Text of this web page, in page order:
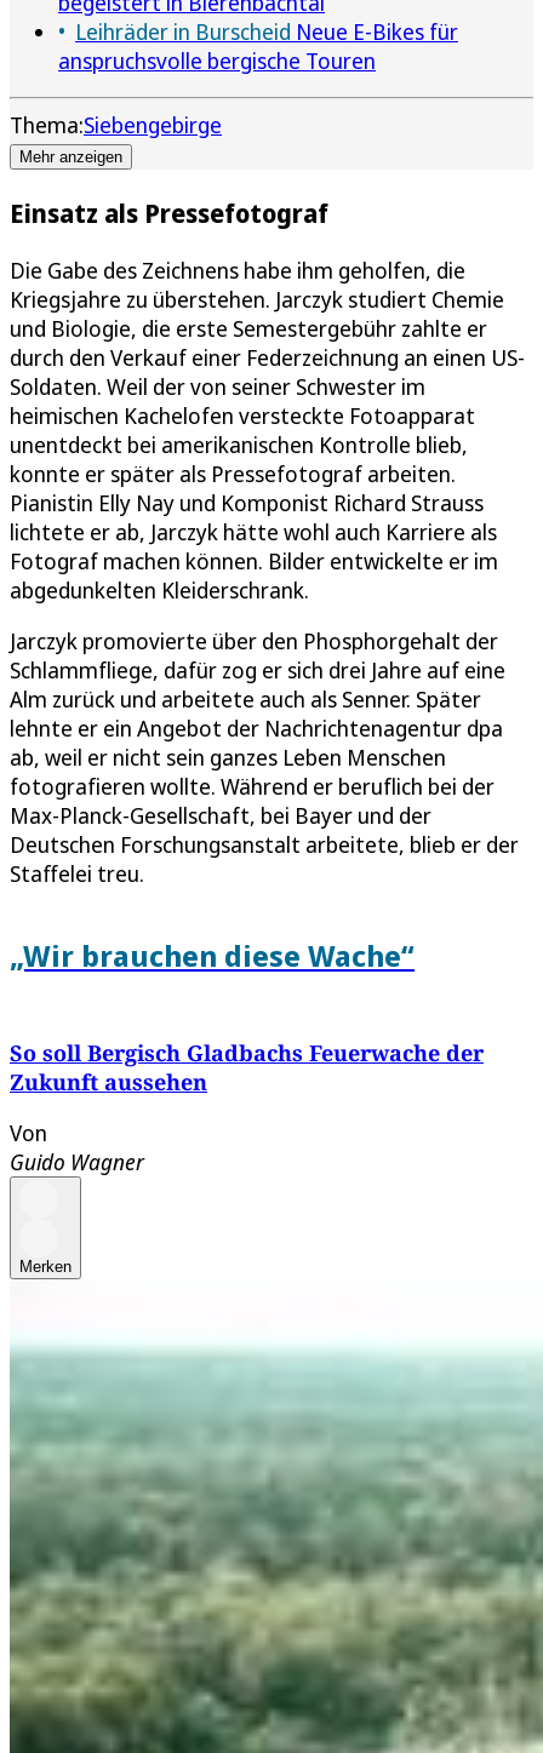
Leihräder in Burscheid Neue E-Bikes für
anspruchsvolle bergische Touren
Thema:Siebengebirge
Mehr anzeigen
Einsatz als Pressefotograf
Die Gabe des Zeichnens habe ihm geholfen, die
Kriegsjahre zu überstehen. Jarczyk studiert Chemie
und Biologie, die erste Semestergebühr zahlte er
durch den Verkauf einer Federzeichnung an einen US-
Soldaten. Weil der von seiner Schwester im
heimischen Kachelofen versteckte Fotoapparat
unentdeckt bei amerikanischen Kontrolle blieb,
konnte er später als Pressefotograf arbeiten.
Pianistin Elly Nay und Komponist Richard Strauss
lichtete er ab, Jarczyk hätte wohl auch Karriere als
Fotograf machen können. Bilder entwickelte er im
abgedunkelten Kleiderschrank.
Jarczyk promovierte über den Phosphorgehalt der
Schlammfliege, dafür zog er sich drei Jahre auf eine
Alm zurück und arbeitete auch als Senner. Später
lehnte er ein Angebot der Nachrichtenagentur dpa
ab, weil er nicht sein ganzes Leben Menschen
fotografieren wollte. Während er beruflich bei der
Max-Planck-Gesellschaft, bei Bayer und der
Deutschen Forschungsanstalt arbeitete, blieb er der
Staffelei treu.
„Wir brauchen diese Wache“
So soll Bergisch Gladbachs Feuerwache der
Zukunft aussehen
Von
Guido Wagner
Merken